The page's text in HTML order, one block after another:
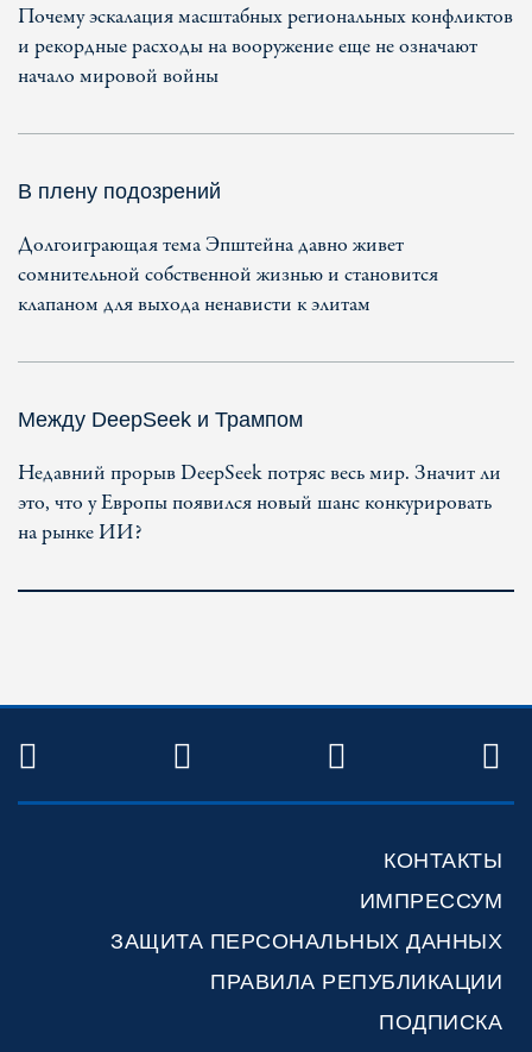
Почему эскалация масштабных региональных конфликтов
и рекордные расходы на вооружение еще не означают
начало мировой войны
В плену подозрений
Долгоиграющая тема Эпштейна давно живет
сомнительной собственной жизнью и становится
клапаном для выхода ненависти к элитам
Между DeepSeek и Трампом
Недавний прорыв DeepSeek потряс весь мир. Значит ли
это, что у Европы появился новый шанс конкурировать
на рынке ИИ?
TWITTER FACEBOOKYOUTUBE
КОНТАКТЫ
ИМПРЕССУМ
ЗАЩИТА ПЕРСОНАЛЬНЫХ ДАННЫХ
ПРАВИЛА РЕПУБЛИКАЦИИ
ПОДПИСКА